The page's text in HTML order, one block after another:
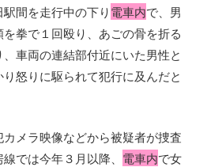
間を走行中の下り電車内で、男
拳で１回殴り、あごの骨を折る
車両の連結部付近にいた男性と
怒りに駆られて犯行に及んだと
メラ映像などから被疑者が捜査
では今年３月以降、 電車内で女